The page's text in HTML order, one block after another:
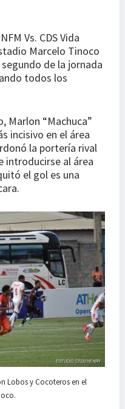
Vs. CDS Vida
Marcelo Tinoco
de la jornada
todos los
Marlon “Machuca”
incisivo en el área
la portería rival
introducirse al área
el gol es una
Lobos y Cocoteros en el